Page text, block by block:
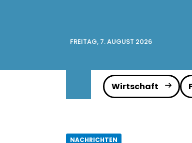
FREITAG, 7. AUGUST 2026
Wirtschaft
NACHRICHTEN